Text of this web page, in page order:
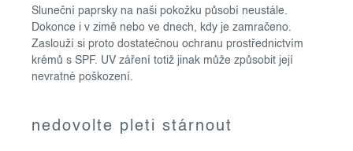
Sluneční paprsky na naši pokožku působí neustále.
Dokonce i v zimě nebo ve dnech, kdy je zamračeno.
Zaslouží si proto dostatečnou ochranu prostřednictvím
krémů s SPF. UV záření totiž jinak může způsobit její
nevratné poškození.
nedovolte pleti stárnout